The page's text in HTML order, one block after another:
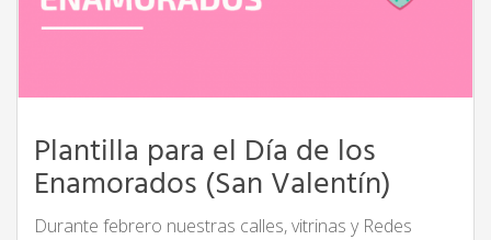
Plantilla para el Día de los
Enamorados (San Valentín)
Durante febrero nuestras calles, vitrinas y Redes